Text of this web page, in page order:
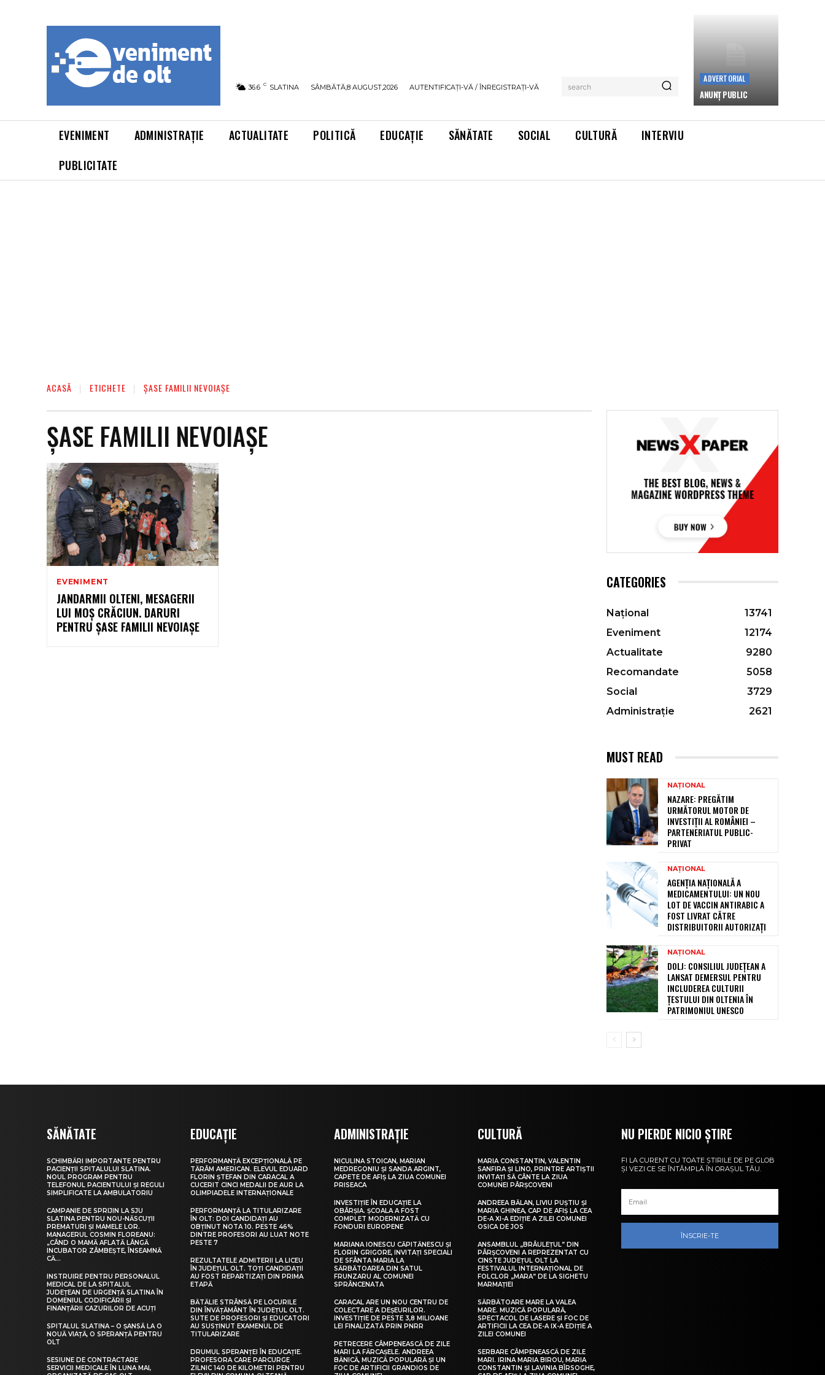
36.6 C SLATINA SÂMBĂTĂ,8 AUGUST,2026 AUTENTIFICAȚI-VĂ / ÎNREGISTRAȚI-VĂ search
ADVERTORIAL
ANUNȚ PUBLIC
EVENIMENT ADMINISTRAȚIE ACTUALITATE POLITICĂ EDUCAȚIE SĂNĂTATE SOCIAL CULTURĂ
INTERVIU
PUBLICITATE
ACASĂ ETICHETE ȘASE FAMILII NEVOIAȘE
ȘASE FAMILII NEVOIAȘE
EVENIMENT
JANDARMII OLTENI, MESAGERII
LUI MOȘ CRĂCIUN. DARURI
PENTRU ȘASE FAMILII NEVOIAȘE
CATEGORIES
Național
13741
Eveniment
12174
Actualitate
9280
Recomandate
5058
Social
3729
Administrație
2621
MUST READ
NAȚIONAL
NAZARE: PREGĂTIM
URMĂTORUL MOTOR DE
INVESTIȚII AL ROMÂNIEI –
PARTENERIATUL PUBLIC-
PRIVAT
NAȚIONAL
AGENȚIA NAȚIONALĂ A
MEDICAMENTULUI: UN NOU
LOT DE VACCIN ANTIRABIC A
FOST LIVRAT CĂTRE
DISTRIBUITORII AUTORIZAȚI
NAȚIONAL
DOLJ: CONSILIUL JUDEȚEAN A
LANSAT DEMERSUL PENTRU
INCLUDEREA CULTURII
ȚESTULUI DIN OLTENIA ÎN
PATRIMONIUL UNESCO
SĂNĂTATE
SCHIMBĂRI IMPORTANTE PENTRU
PACIENȚII SPITALULUI SLATINA.
NOUL PROGRAM PENTRU
TELEFONUL PACIENTULUI ȘI REGULI
SIMPLIFICATE LA AMBULATORIU
CAMPANIE DE SPRIJIN LA SJU
SLATINA PENTRU NOU-NĂSCUȚII
PREMATURI ȘI MAMELE LOR.
MANAGERUL COSMIN FLOREANU:
„CÂND O MAMĂ AFLATĂ LÂNGĂ
INCUBATOR ZÂMBEȘTE, ÎNSEAMNĂ
CĂ...
INSTRUIRE PENTRU PERSONALUL
MEDICAL DE LA SPITALUL
JUDEȚEAN DE URGENȚĂ SLATINA ÎN
DOMENIUL CODIFICĂRII ȘI
FINANȚĂRII CAZURILOR DE ACUȚI
SPITALUL SLATINA – O ȘANSĂ LA O
NOUĂ VIAȚĂ, O SPERANȚĂ PENTRU
OLT
SESIUNE DE CONTRACTARE
SERVICII MEDICALE ÎN LUNA MAI,
EDUCAȚIE
PERFORMANȚĂ EXCEPȚIONALĂ PE
TĂRÂM AMERICAN. ELEVUL EDUARD
FLORIN ȘTEFAN DIN CARACAL A
CUCERIT CINCI MEDALII DE AUR LA
OLIMPIADELE INTERNAȚIONALE
PERFORMANȚĂ LA TITULARIZARE
ÎN OLT: DOI CANDIDAȚI AU
OBȚINUT NOTA 10. PESTE 46%
DINTRE PROFESORI AU LUAT NOTE
PESTE 7
REZULTATELE ADMITERII LA LICEU
ÎN JUDEȚUL OLT. TOȚI CANDIDAȚII
AU FOST REPARTIZAȚI DIN PRIMA
ETAPĂ
BĂTĂLIE STRÂNSĂ PE LOCURILE
DIN ÎNVĂȚĂMÂNT ÎN JUDEȚUL OLT.
SUTE DE PROFESORI ȘI EDUCATORI
AU SUSȚINUT EXAMENUL DE
TITULARIZARE
DRUMUL SPERANȚEI ÎN EDUCAȚIE.
PROFESORA CARE PARCURGE
ZILNIC 140 DE KILOMETRI PENTRU
ADMINISTRAȚIE
NICULINA STOICAN, MARIAN
MEDREGONIU ȘI SANDA ARGINT,
CAPETE DE AFIȘ LA ZIUA COMUNEI
PRISEACA
INVESTIȚIE ÎN EDUCAȚIE LA
OBÂRȘIA. ȘCOALA A FOST
COMPLET MODERNIZATĂ CU
FONDURI EUROPENE
MARIANA IONESCU CĂPITĂNESCU ȘI
FLORIN GRIGORE, INVITAȚI SPECIALI
DE SFÂNTA MARIA LA
SĂRBĂTOAREA DIN SATUL
FRUNZARU AL COMUNEI
SPRÂNCENATA
CARACAL ARE UN NOU CENTRU DE
COLECTARE A DEȘEURILOR.
INVESTIȚIE DE PESTE 3,8 MILIOANE
LEI FINALIZATĂ PRIN PNRR
PETRECERE CÂMPENEASCĂ DE ZILE
MARI LA FĂRCAȘELE. ANDREEA
BĂNICĂ, MUZICĂ POPULARĂ ȘI UN
FOC DE ARTIFICII GRANDIOS DE
CULTURĂ
MARIA CONSTANTIN, VALENTIN
SANFIRA ȘI LINO, PRINTRE ARTIȘTII
INVITAȚI SĂ CÂNTE LA ZIUA
COMUNEI PÂRȘCOVENI
ANDREEA BĂLAN, LIVIU PUȘTIU ȘI
MARIA GHINEA, CAP DE AFIȘ LA CEA
DE-A XI-A EDIȚIE A ZILEI COMUNEI
OSICA DE JOS
ANSAMBLUL „BRÂULEȚUL” DIN
PÂRȘCOVENI A REPREZENTAT CU
CINSTE JUDEȚUL OLT LA
FESTIVALUL INTERNAȚIONAL DE
FOLCLOR „MARA” DE LA SIGHETU
MARMAȚIEI
SĂRBĂTOARE MARE LA VALEA
MARE. MUZICĂ POPULARĂ,
SPECTACOL DE LASERE ȘI FOC DE
ARTIFICII LA CEA DE-A IX-A EDIȚIE A
ZILEI COMUNEI
SERBARE CÂMPENEASCĂ DE ZILE
MARI. IRINA MARIA BIROU, MARIA
CONSTANTIN ȘI LAVINIA BÎRSOGHE,
NU PIERDE NICIO ȘTIRE
FI LA CURENT CU TOATE ȘTIRILE DE PE GLOB
ȘI VEZI CE SE ÎNTÂMPLĂ ÎN ORAȘUL TĂU.
ÎNSCRIE-TE